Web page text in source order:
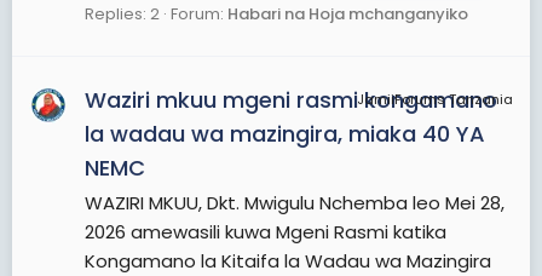
Replies: 2 Forum: Habari na Hoja mchanganyiko
JamiiForums Tanzania
Waziri mkuu mgeni rasmi kongamano
la wadau wa mazingira, miaka 40 YA
NEMC
WAZIRI MKUU, Dkt. Mwigulu Nchemba leo Mei 28,
2026 amewasili kuwa Mgeni Rasmi katika
Kongamano la Kitaifa la Wadau wa Mazingira